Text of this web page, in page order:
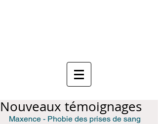
Nouveaux témoignages
Maxence - Phobie des prises de sang